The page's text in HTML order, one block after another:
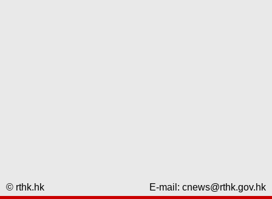
© rthk.hk E-mail: cnews@rthk.gov.hk